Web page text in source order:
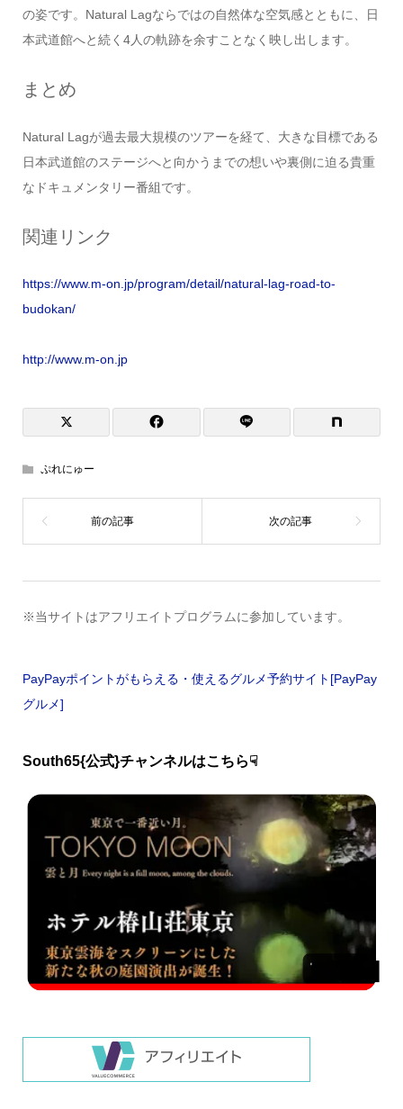
の姿です。Natural Lagならではの自然体な空気感とともに、日
本武道館へと続く4人の軌跡を余すことなく映し出します。
まとめ
Natural Lagが過去最大規模のツアーを経て、大きな目標である
日本武道館のステージへと向かうまでの想いや裏側に迫る貴重
なドキュメンタリー番組です。
関連リンク
https://www.m-on.jp/program/detail/natural-lag-road-to-
budokan/
http://www.m-on.jp
ぷれにゅー
※当サイトはアフリエイトプログラムに参加しています。
PayPayポイントがもらえる・使えるグルメ予約サイト[PayPay
グルメ]
South65{公式}チャンネルはこちら☟